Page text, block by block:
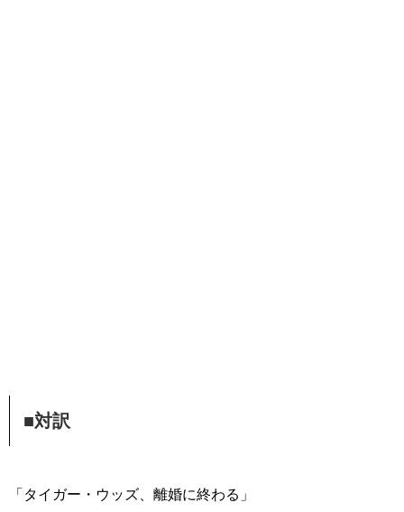
■対訳
「タイガー・ウッズ、離婚に終わる」